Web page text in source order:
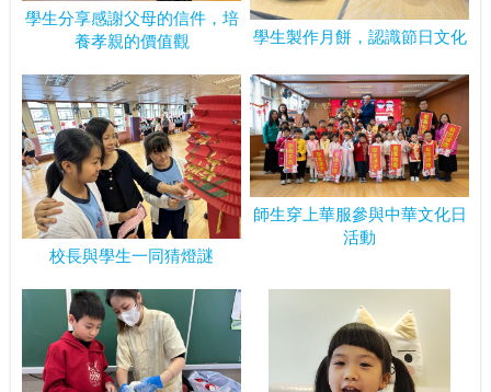
學生分享感謝父母的信件，培
養孝親的價值觀
學生製作月餅，認識節日文化
校長與學生一同猜燈謎
師生穿上華服參與中華文化日
活動